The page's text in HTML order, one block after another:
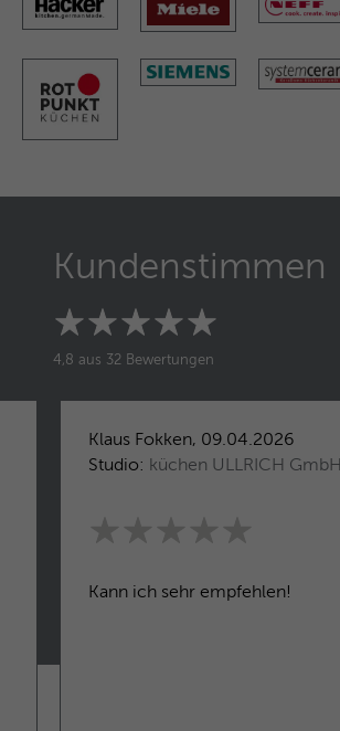
Kundenstimmen
4,8 aus 32 Bewertungen
Klaus Fokken, 09.04.2026
Studio: küchen ULLRICH GmbH
Kann ich sehr empfehlen!